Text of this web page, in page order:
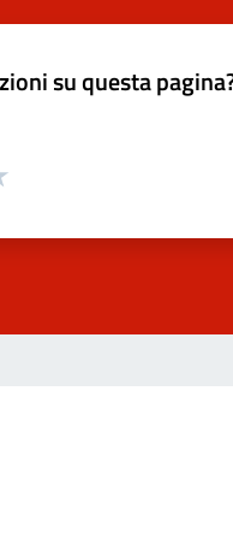
su questa